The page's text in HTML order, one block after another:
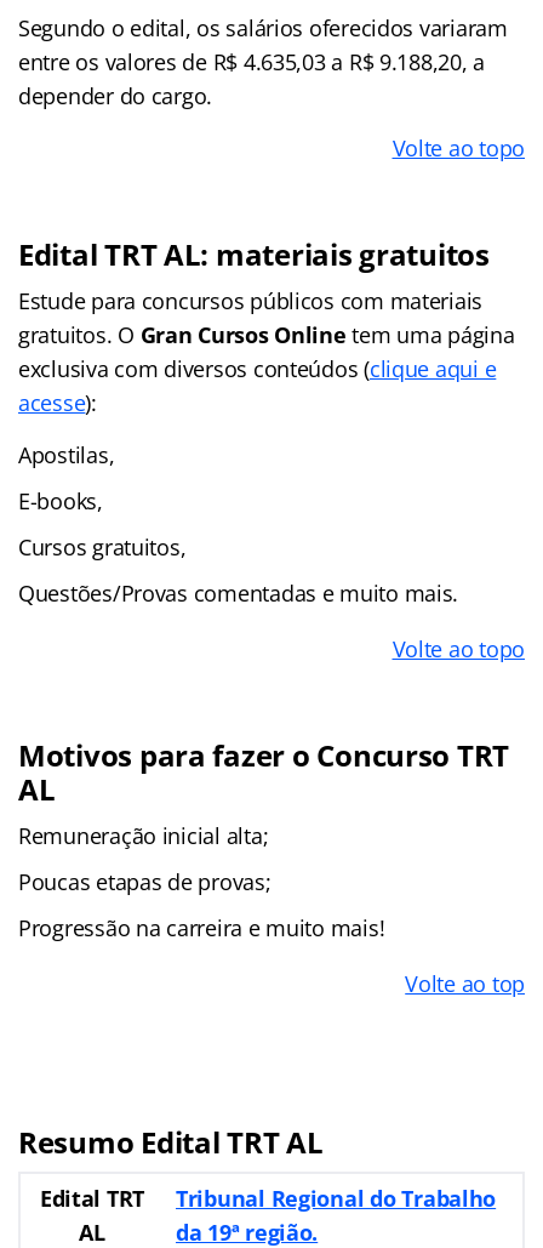
Segundo o edital, os salários oferecidos variaram
entre os valores de R$ 4.635,03 a R$ 9.188,20, a
depender do cargo.
Volte ao topo
Edital TRT AL: materiais gratuitos
Estude para concursos públicos com materiais
gratuitos. O Gran Cursos Online tem uma página
exclusiva com diversos conteúdos (clique aqui e
acesse):
Apostilas,
E-books,
Cursos gratuitos,
Questões/Provas comentadas e muito mais.
Volte ao topo
Motivos para fazer o Concurso TRT
AL
Remuneração inicial alta;
Poucas etapas de provas;
Progressão na carreira e muito mais!
Volte ao top
Resumo Edital TRT AL
Edital TRT
AL
Tribunal Regional do Trabalho
da 19ª região.